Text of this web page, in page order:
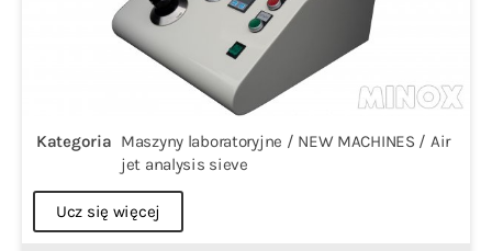
Kategoria Maszyny laboratoryjne / NEW MACHINES / Air
jet analysis sieve
Ucz się więcej